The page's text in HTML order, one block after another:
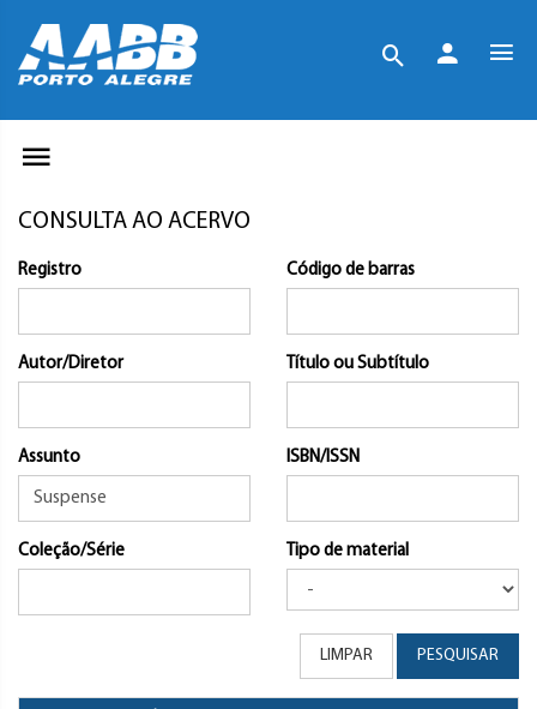
CONSULTA AO ACERVO
Registro Código de barras
Autor/Diretor Título ou Subtítulo
Assunto ISBN/ISSN
Coleção/Série Tipo de material
LIMPAR PESQUISAR